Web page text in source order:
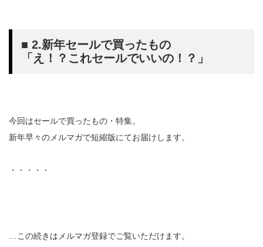
■ 2.新年セールで買ったもの
「え！？これセールでいいの！？」
今回はセールで買ったもの・特集。
新年早々のメルマガで短縮版にてお届けします。
・・・・・
…この続きはメルマガ登録でご覧いただけます。